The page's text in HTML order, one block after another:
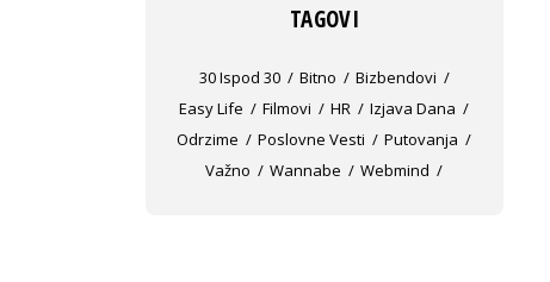
TAGOVI
30 Ispod 30 Bitno
Bizbendovi
Easy Life
Filmovi HR
Izjava Dana
Odrzime
Poslovne Vesti
Putovanja
Važno
Wannabe Webmind